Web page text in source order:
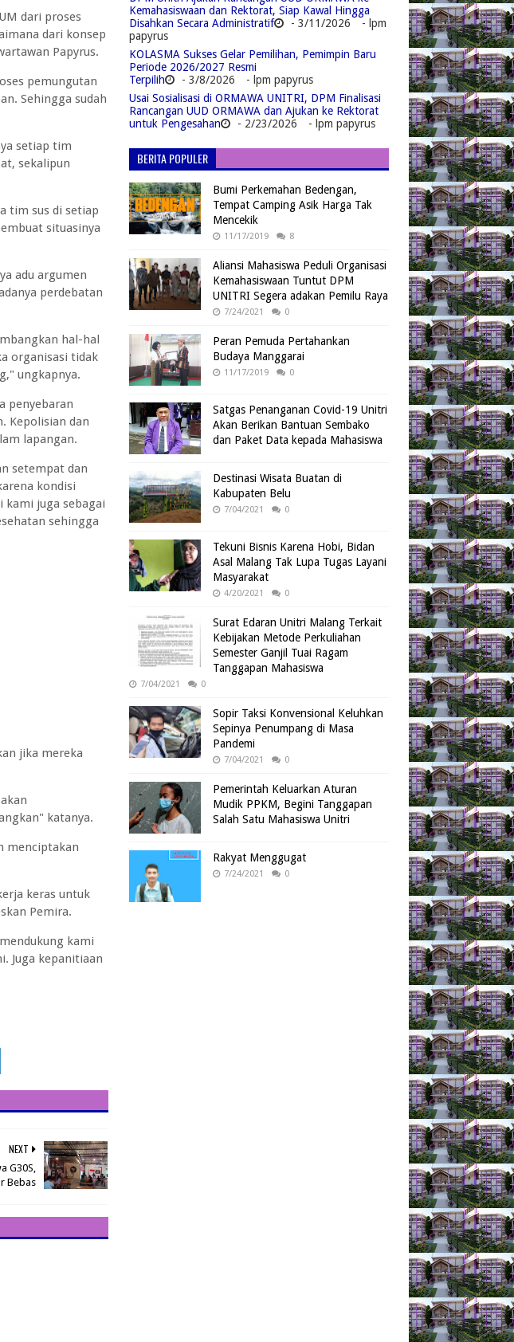
dari proses
dari konsep
Papyrus.
pemungutan
Sehingga sudah
setiap tim
sekalipun
tim sus di setiap
situasinya
adu argumen
perdebatan
hal-hal
organisasi tidak
ungkapnya.
penyebaran
Kepolisian dan
lapangan.
setempat dan
kondisi
kami juga sebagai
sehingga
jika mereka
katanya.
menciptakan
keras untuk
Pemira.
kami
Juga kepanitiaan
NEXT
G30S,
Bebas
Kemahasiswaan dan Rektorat, Siap Kawal Hingga
Disahkan Secara Administratif
- 3/11/2026
- lpm
papyrus
KOLASMA Sukses Gelar Pemilihan, Pemimpin Baru
Periode 2026/2027 Resmi
Terpilih
- 3/8/2026
- lpm papyrus
Usai Sosialisasi di ORMAWA UNITRI, DPM Finalisasi
Rancangan UUD ORMAWA dan Ajukan ke Rektorat
untuk Pengesahan
- 2/23/2026 - lpm papyrus
BERITA POPULER
Bumi Perkemahan Bedengan,
Tempat Camping Asik Harga Tak
Mencekik
11/17/2019 8
Aliansi Mahasiswa Peduli Organisasi
Kemahasiswaan Tuntut DPM
UNITRI Segera adakan Pemilu Raya
7/24/2021 0
Peran Pemuda Pertahankan
Budaya Manggarai
11/17/2019 0
Satgas Penanganan Covid-19 Unitri
Akan Berikan Bantuan Sembako
dan Paket Data kepada Mahasiswa
Destinasi Wisata Buatan di
Kabupaten Belu
7/04/2021 0
Tekuni Bisnis Karena Hobi, Bidan
Asal Malang Tak Lupa Tugas Layani
Masyarakat
4/20/2021 0
Surat Edaran Unitri Malang Terkait
Kebijakan Metode Perkuliahan
Semester Ganjil Tuai Ragam
Tanggapan Mahasiswa
7/04/2021 0
Sopir Taksi Konvensional Keluhkan
Sepinya Penumpang di Masa
Pandemi
7/04/2021 0
Pemerintah Keluarkan Aturan
Mudik PPKM, Begini Tanggapan
Salah Satu Mahasiswa Unitri
Rakyat Menggugat
7/24/2021 0